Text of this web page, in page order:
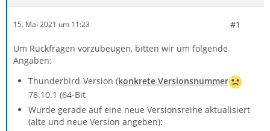
15. Mai 2021 um 11:23 #1
Um Rückfragen vorzubeugen, bitten wir um folgende
Angaben:
Thunderbird-Version (konkrete Versionsnummer
78.10.1 (64-Bit
Wurde gerade auf eine neue Versionsreihe aktualisiert
(alte und neue Version angeben):